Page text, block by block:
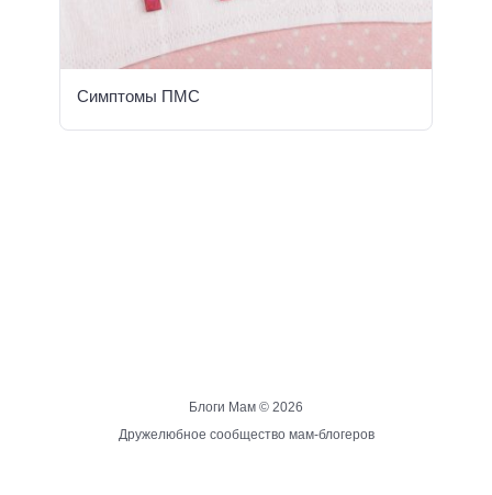
Симптомы ПМС
Блоги Мам © 2026
Дружелюбное сообщество мам-блогеров